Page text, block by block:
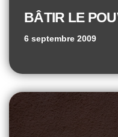
BÂTIR LE
6 septembre 2009